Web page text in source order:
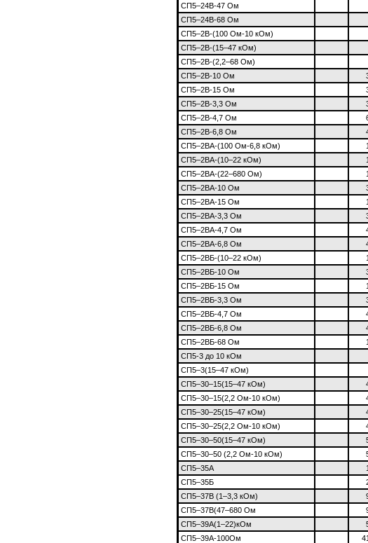
СП5–24В-47 Ом
СП5–24В-68 Ом
СП5–2В-(100 Ом-10 кОм)
СП5–2В-(15–47 кОм)
СП5–2В-(2,2–68 Ом)
СП5–2В-10 Ом
СП5–2В-15 Ом
СП5–2В-3,3 Ом
СП5–2В-4,7 Ом
СП5–2В-6,8 Ом
СП5–2ВА-(100 Ом-6,8 кОм)
СП5–2ВА-(10–22 кОм)
СП5–2ВА-(22–680 Ом)
СП5–2ВА-10 Ом
СП5–2ВА-15 Ом
СП5–2ВА-3,3 Ом
СП5–2ВА-4,7 Ом
СП5–2ВА-6,8 Ом
СП5–2ВБ-(10–22 кОм)
СП5–2ВБ-10 Ом
СП5–2ВБ-15 Ом
СП5–2ВБ-3,3 Ом
СП5–2ВБ-4,7 Ом
СП5–2ВБ-6,8 Ом
СП5–2ВБ-68 Ом
СП5-3 до 10 кОм
СП5–3(15–47 кОм)
СП5–30–15(15–47 кОм)
СП5–30–15(2,2 Ом-10 кОм)
СП5–30–25(15–47 кОм)
СП5–30–25(2,2 Ом-10 кОм)
СП5–30–50(15–47 кОм)
СП5–30–50 (2,2 Ом-10 кОм)
СП5–35А
СП5–35Б
СП5–37В (1–3,3 кОм)
СП5–37В(47–680 Ом
СП5–39А(1–22)кОм
СП5–39А-100Ом